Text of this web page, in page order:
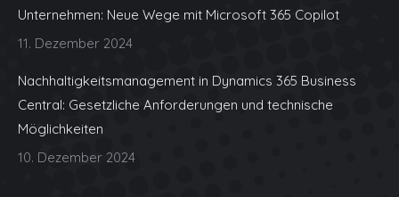
window
Unternehmen: Neue Wege mit Microsoft 365 Copilot
11. Dezember 2024
Nachhaltigkeitsmanagement in Dynamics 365 Business
Central: Gesetzliche Anforderungen und technische
Möglichkeiten
10. Dezember 2024